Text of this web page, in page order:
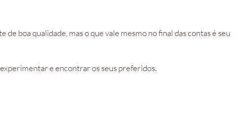
boa qualidade, mas o que vale mesmo no final das contas é seu
e encontrar os seus preferidos.